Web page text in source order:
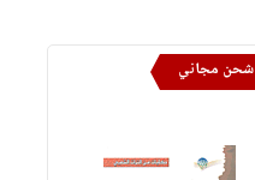
شحن مجاني